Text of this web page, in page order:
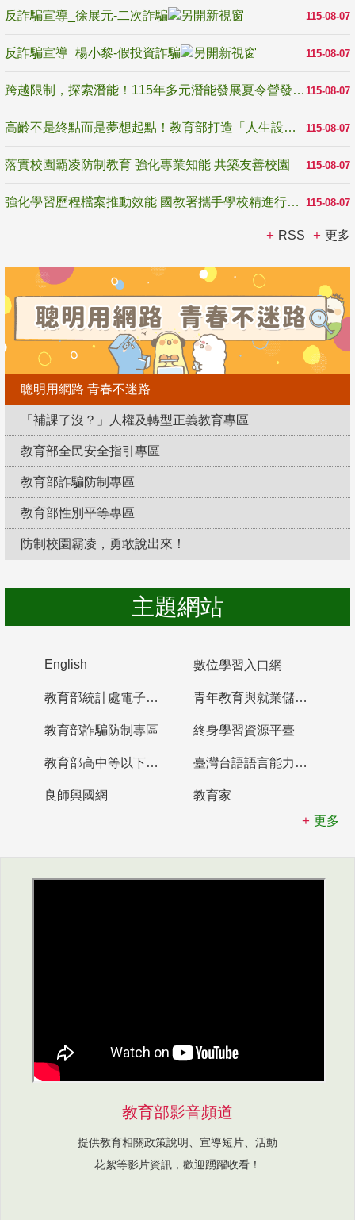
115-08-07
反詐騙宣導_徐展元-二次詐騙
115-08-07
反詐騙宣導_楊小黎-假投資詐騙
115-08-07
跨越限制，探索潛能！115年多元潛能發展夏令營發掘生命無限可能
115-08-07
高齡不是終點而是夢想起點！教育部打造「人生設計夢工場」 參展第3屆高齡健康產業博覽會
115-08-07
落實校園霸凌防制教育 強化專業知能 共築友善校園
115-08-07
強化學習歷程檔案推動效能 國教署攜手學校精進行政與教學支持
RSS 更多
聰明用網路 青春不迷路
「補課了沒？」人權及轉型正義教育專區
教育部全民安全指引專區
教育部詐騙防制專區
教育部性別平等專區
防制校園霸凌，勇敢說出來！
主題網站
English 數位學習入口網
教育部統計處電子書櫃 青年教育與就業儲蓄帳戶
教育部詐騙防制專區 終身學習資源平臺
教育部高中等以下學校及幼兒園教師資格檢定考試 臺灣台語語言能力認證網站
良師興國網
教育家
更多
教育部影音頻道
提供教育相關政策說明、宣導短片、活動
花絮等影片資訊，歡迎踴躍收看！